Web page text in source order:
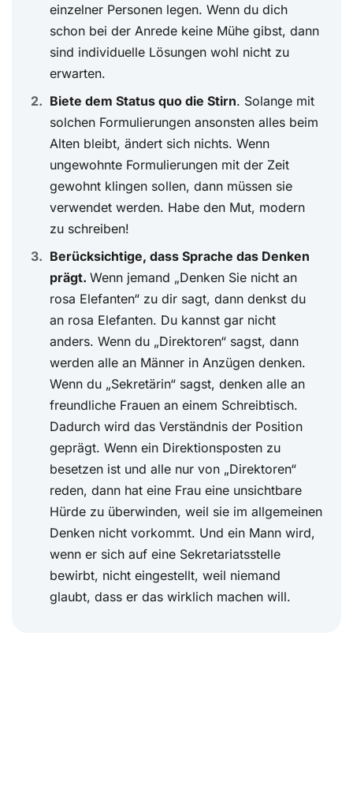
einzelner Personen legen. Wenn du dich
schon bei der Anrede keine Mühe gibst, dann
sind individuelle Lösungen wohl nicht zu
erwarten.
Biete dem Status quo die Stirn. Solange mit
solchen Formulierungen ansonsten alles beim
Alten bleibt, ändert sich nichts. Wenn
ungewohnte Formulierungen mit der Zeit
gewohnt klingen sollen, dann müssen sie
verwendet werden. Habe den Mut, modern
zu schreiben!
Berücksichtige, dass Sprache das Denken
prägt. Wenn jemand „Denken Sie nicht an
rosa Elefanten“ zu dir sagt, dann denkst du
an rosa Elefanten. Du kannst gar nicht
anders. Wenn du „Direktoren“ sagst, dann
werden alle an Männer in Anzügen denken.
Wenn du „Sekretärin“ sagst, denken alle an
freundliche Frauen an einem Schreibtisch.
Dadurch wird das Verständnis der Position
geprägt. Wenn ein Direktionsposten zu
besetzen ist und alle nur von „Direktoren“
reden, dann hat eine Frau eine unsichtbare
Hürde zu überwinden, weil sie im allgemeinen
Denken nicht vorkommt. Und ein Mann wird,
wenn er sich auf eine Sekretariatsstelle
bewirbt, nicht eingestellt, weil niemand
glaubt, dass er das wirklich machen will.